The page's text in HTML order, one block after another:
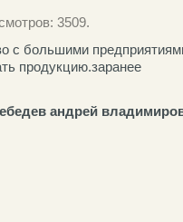
3509.
с большими
продукцию.заранее
андрей